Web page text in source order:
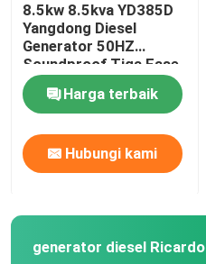
8.5kw 8.5kva YD385D
Yangdong Diesel
Generator 50HZ
Soundproof Tiga Fase
Harga terbaik
Hubungi kami
generator diesel Ricardo